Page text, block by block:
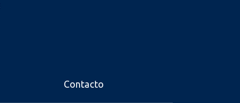
Contacto